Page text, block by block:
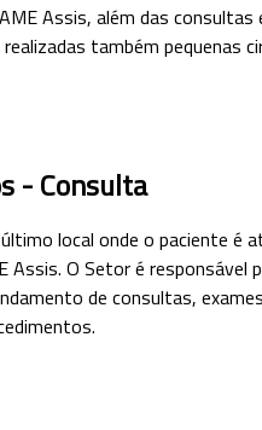
Assis, além das consultas
também pequenas
- Consulta
local onde o paciente é
Assis. O Setor é responsável
de consultas,